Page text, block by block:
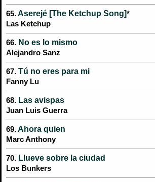
65.Aserejé [The Ketchup Song]*
Las Ketchup
66. No es lo mismo
Alejandro Sanz
67. Tú no eres para mi
Fanny Lu
68. Las avispas
Juan Luis Guerra
69.Ahora quien
Marc Anthony
70. Llueve sobre la ciudad
Los Bunkers